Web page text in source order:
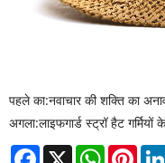
पहले का:नवाचार की शक्ति का
अगला:लाइफगार्ड स्ट्रॉ हैट
Facebook
X WhatsApp